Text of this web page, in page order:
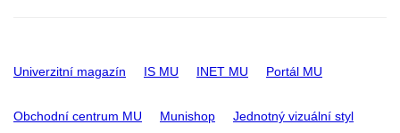
Univerzitní magazín IS MU INET MU Portál MU
Obchodní centrum MU Munishop Jednotný vizuální styl